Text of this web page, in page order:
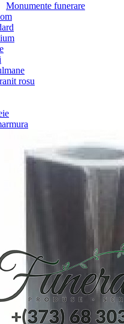
Monumente funerare
rosu